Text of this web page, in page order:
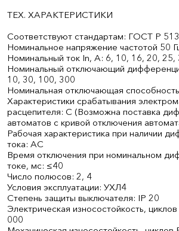
ТЕХ. ХАРАКТЕРИСТИКИ
Соответствуют стандартам: ГОСТ Р
Номинальное напряжение частотой 50
Номинальный ток In, А: 6, 10, 16, 20, 25,
Номинальный отключающий
10, 30, 100, 300
Номинальная отключающая
Характеристики срабатывания
расцепителя: С (Возможна поставка
автоматов с кривой отключения
Рабочая характеристика при наличии
тока: АС
Время отключения при номинальном
токе, мс: ≤40
Число полюсов: 2, 4
Условия эксплуатации: УХЛ4
Степень защиты выключателя: IP 20
Электрическая износостойкость,
000